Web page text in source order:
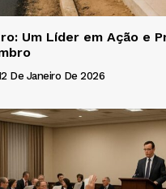
Um Líder em Ação e
De Janeiro De 2026